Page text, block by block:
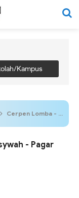
Kampus
Cerpen Lomba - Arini Fairuza Nasywah - Pagar Laut
- Pagar